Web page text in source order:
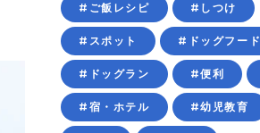
#ご飯レシピ #しつけ
#スポット #ドッグフード
#ドッグラン #便利
#宿・ホテル #幼児教育